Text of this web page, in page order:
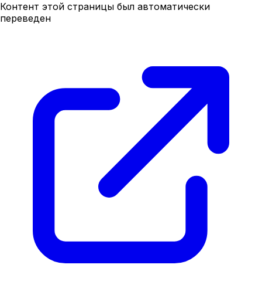
Контент этой страницы был автоматически
переведен